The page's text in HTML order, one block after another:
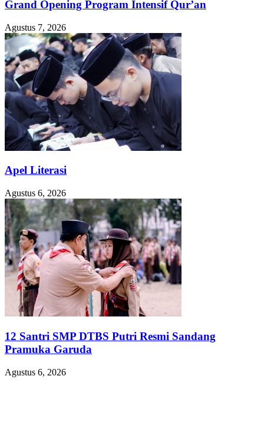
Grand Opening Program Intensif Qur’an
Agustus 7, 2026
Apel Literasi
Agustus 6, 2026
12 Santri SMP DTBS Putri Resmi Sandang
Pramuka Garuda
Agustus 6, 2026